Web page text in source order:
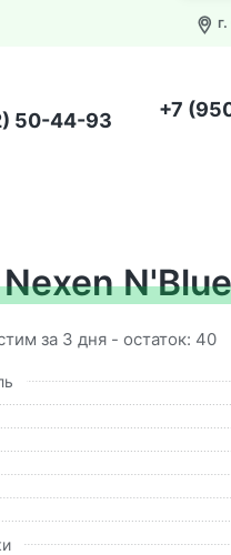
50-44-93 +7
за 3 дня - остаток: 40